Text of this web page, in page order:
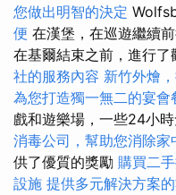
您做出明智的決定
便 在漢堡，在巡遊繼續
在基爾結束之前，進行了
社的服務內容 新竹外燴
為您打造獨一無二的宴會
戲和遊樂場，一些24小
消毒公司，幫助您消除
供了優質的獎勵 購買二
設施 提供多元解決方案